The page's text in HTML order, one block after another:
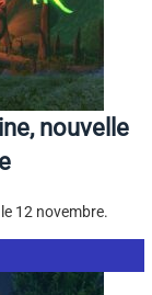
nouvelle
12 novembre.